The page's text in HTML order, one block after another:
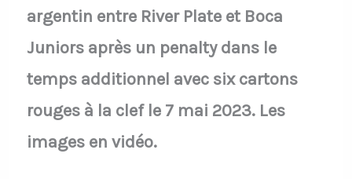
argentin entre River Plate et Boca
Juniors après un penalty dans le
temps additionnel avec six cartons
rouges à la clef le 7 mai 2023. Les
images en vidéo.